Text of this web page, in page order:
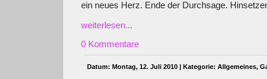
ein neues Herz. Ende der Durchsage.
weiterlesen...
0 Kommentare
Datum: Montag, 12. Juli 2010 | Kategorie: Allgemeines,